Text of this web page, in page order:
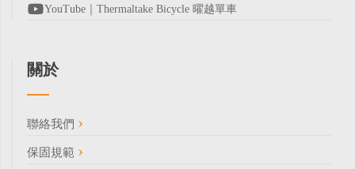
YouTube｜Thermaltake Bicycle 曜越單車
關於
聯絡我們
保固規範